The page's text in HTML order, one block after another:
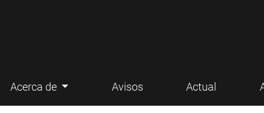
Acerca de Avisos Actual